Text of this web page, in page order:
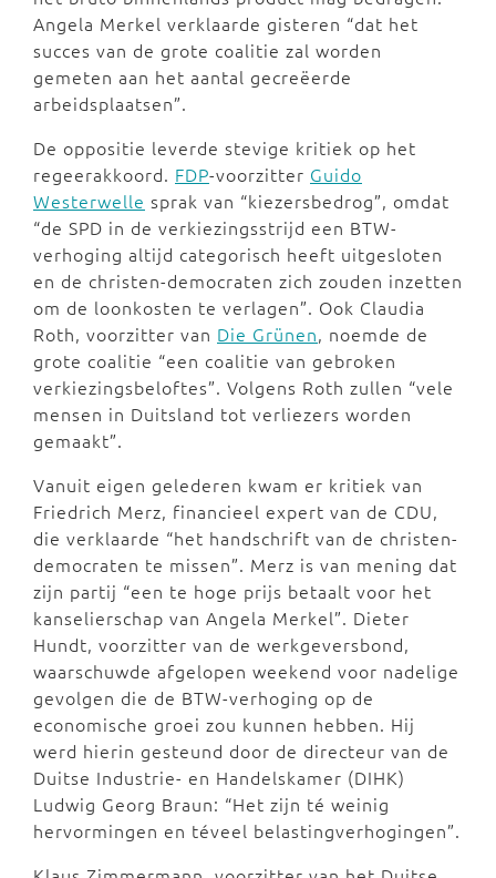
Angela Merkel verklaarde gisteren “dat het
succes van de grote coalitie zal worden
gemeten aan het aantal gecreëerde
arbeidsplaatsen”.
De oppositie leverde stevige kritiek op het
regeerakkoord. FDP-voorzitter Guido
Westerwelle sprak van “kiezersbedrog”, omdat
“de SPD in de verkiezingsstrijd een BTW-
verhoging altijd categorisch heeft uitgesloten
en de christen-democraten zich zouden inzetten
om de loonkosten te verlagen”. Ook Claudia
Roth, voorzitter van Die Grünen, noemde de
grote coalitie “een coalitie van gebroken
verkiezingsbeloftes”. Volgens Roth zullen “vele
mensen in Duitsland tot verliezers worden
gemaakt”.
Vanuit eigen gelederen kwam er kritiek van
Friedrich Merz, financieel expert van de CDU,
die verklaarde “het handschrift van de christen-
democraten te missen”. Merz is van mening dat
zijn partij “een te hoge prijs betaalt voor het
kanselierschap van Angela Merkel”. Dieter
Hundt, voorzitter van de werkgeversbond,
waarschuwde afgelopen weekend voor nadelige
gevolgen die de BTW-verhoging op de
economische groei zou kunnen hebben. Hij
werd hierin gesteund door de directeur van de
Duitse Industrie- en Handelskamer (DIHK)
Ludwig Georg Braun: “Het zijn té weinig
hervormingen en téveel belastingverhogingen”.